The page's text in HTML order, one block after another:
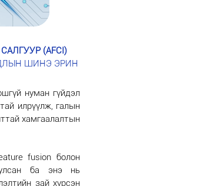
(AFCI)
ШИНЭ ЭРИН
нуман гүйдэл
илрүүлж, галын
хамгаалалтын
fusion болон
ба энэ нь
зай хүрсэн